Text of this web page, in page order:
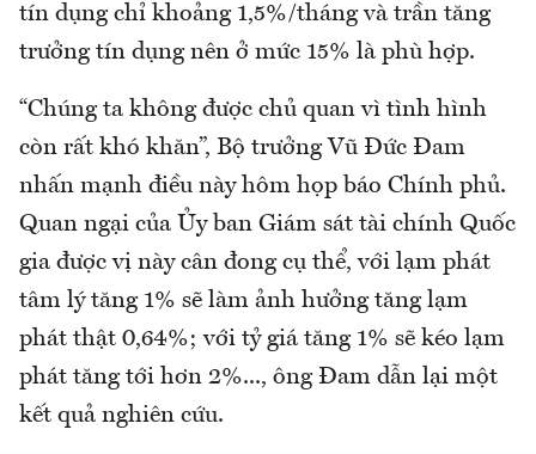
tín dụng chỉ khoảng 1,5%/tháng và trần tăng
trưởng tín dụng nên ở mức 15% là phù hợp.
“Chúng ta không được chủ quan vì tình hình
còn rất khó khăn”, Bộ trưởng Vũ Đức Đam
nhấn mạnh điều này hôm họp báo Chính phủ.
Quan ngại của Ủy ban Giám sát tài chính Quốc
gia được vị này cân đong cụ thể, với lạm phát
tâm lý tăng 1% sẽ làm ảnh hưởng tăng lạm
phát thật 0,64%; với tỷ giá tăng 1% sẽ kéo lạm
phát tăng tới hơn 2%..., ông Đam dẫn lại một
kết quả nghiên cứu.